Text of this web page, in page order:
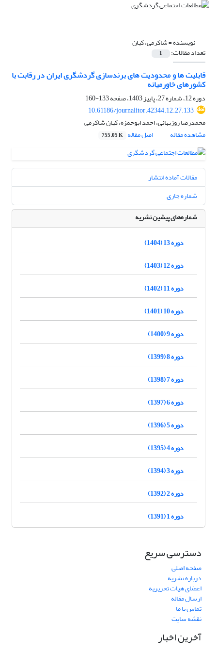
نویسنده =شاکرمی، کیان
تعداد مقالات: 1
قابلیت ها و محدودیت های برندسازی گردشگری ایران در رقابت با
کشورهای خاورمیانه
دوره 12، شماره 27، پاییز 1403، صفحه
133-160
10.61186/journalitor.42344.12.27.133
محمدرضا روزبهانی، احمد ابوحمزه، کیان شاکرمی
مشاهده مقاله
اصل مقاله 755.05 K
مقالات آماده انتشار
شماره جاری
شماره‌های پیشین نشریه
دوره 13 (1404)
دوره 12 (1403)
دوره 11 (1402)
دوره 10 (1401)
دوره 9 (1400)
دوره 8 (1399)
دوره 7 (1398)
دوره 6 (1397)
دوره 5 (1396)
دوره 4 (1395)
دوره 3 (1394)
دوره 2 (1392)
دوره 1 (1391)
دسترسی سریع
صفحه اصلی
درباره نشریه
اعضای هیات تحریریه
ارسال مقاله
تماس با ما
نقشه سایت
آخرین اخبار